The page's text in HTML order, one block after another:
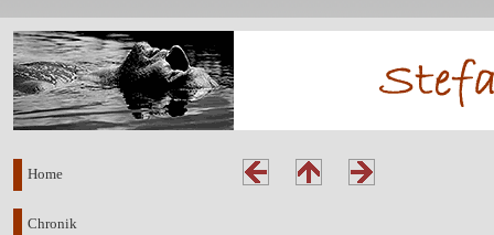
Home
Chronik